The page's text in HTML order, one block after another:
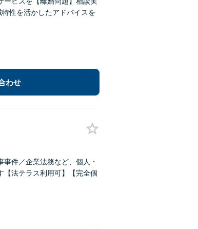
性を活かしたアドバイスを
わせ
件／企業法務など、個人・
【法テラス利用可】【完全個